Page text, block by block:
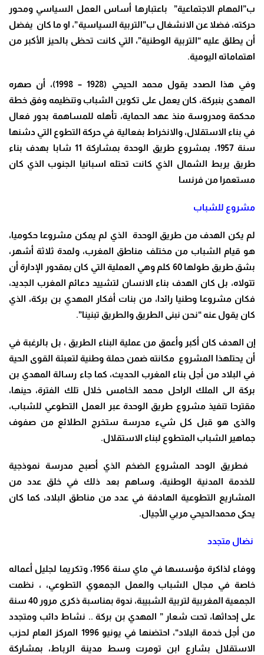
ب”المهام الاجتماعية” باعتبارها أساس العمل السياسي ومحور
حركته، فضلا عن الانشغال ب”التربية السياسية”، او ما كان يفضل
أن يطلق عليه “التربية الوطنية”، التي كانت تحظى بالحيز الأكبر من
اهتماماته اليومية.
وفي هذا الصدد يقول محمد الحيحي (1928 – 1998)، أن صهره
المهدى بنبركة، كان يعمل على تكوين الشباب وتنظيمه وفق خطة
محكمة ومدروسة منذ عهد الحماية، تأهله للمساهمة بدور فعال
في بناء الاستقلال، والانخراط بفعالية في حركة التطوع التي دشنها
سنة 1957، بمشروع طريق الوحدة بمشاركة 11 شابا بهدف بناء
طريق يربط الشمال الذي كانت تحتله اسبانيا الجنوب الذي كان
مستعمرا من فرنسا
مشروع للشباب
لم يكن الهدف من طريق الوحدة الذي لم يمكن مشروعا حكوميا،
هو قيام الشباب من مختلف مناطق المغرب، ولمدة ثلاثة أشهر،
بشق طريق طولها 60 كلم وهي العملية التي كان بمقدور الإدارة أن
تتولاه، بل كان الهدف بناء الانسان لتشييد دعائم المغرب الجديد،
فكان مشروعا وطنيا رائدا، من بنات أفكار المهدي بن بركة، الذي
كان يقول عنه “نحن نبنى الطريق والطريق تبنينا”.
إن الهدف كان أكبر وأعمق من عملية البناء الطريق ، بل بالرغبة في
أن يحتلهذا المشروع مكانته ضمن حملة وطنية لتعبئة القوى الحية
في البلاد من أجل بناء المغرب الحديث، كما جاء رسالة المهدي بن
بركة الى الملك الراحل محمد الخامس خلال تلك الفترة، حينها،
مقترحا تنفيذ مشروع طريق الوحدة عبر العمل التطوعي للشباب،
والذى هو قبل كل شيء مدرسة ستخرج الطلائع من صفوف
جماهير الشباب المتطوع لبناء الاستقلال.
فطريق الوحد المشروع الضخم الذي أصبح مدرسة نموذجية
للخدمة المدنية الوطنية، وساهم بعد ذلك في خلق عدد من
المشاريع التطوعية الهادفة في عدد من مناطق البلاد، كما كان
يحكى محمدالحيحي مربي الأجيال.
نضال متجدد
ووفاء لذاكرة مؤسسها في ماي سنة 1956، وتكريما لجليل أعماله
خاصة في مجال الشباب والعمل الجمعوي التطوعي، ، نظمت
الجمعية المغربية لتربية الشبيبة، ندوة بمناسبة ذكرى مرور 40 سنة
على إحداثها، تحت شعار ” المهدي بن بركة .. نشاط دائب ومتجدد
من أجل خدمة البلاد“، احتضنها في يونيو 1996 المركز العام لحزب
الاستقلال بشارع ابن تومرت وسط مدينة الرباط، بمشاركة